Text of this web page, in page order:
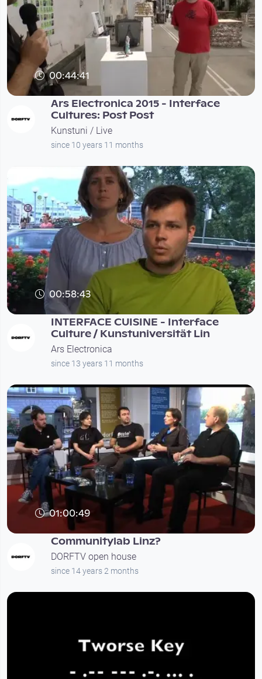
00:44:41
Ars Electronica 2015 - Interface
Cultures: Post Post
Kunstuni / Live
since 10 years 11 months
00:58:43
INTERFACE CUISINE - Interface
Culture / Kunstuniversität Lin
Ars Electronica
since 13 years 11 months
01:00:49
Communitylab Linz?
DORFTV open house
since 14 years 2 months